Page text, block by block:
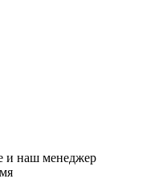
и наш менеджер